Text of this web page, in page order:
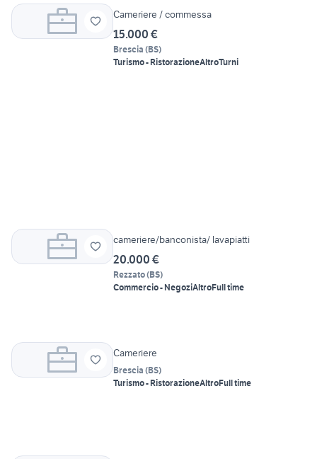
Cameriere / commessa
15.000 €
Brescia (BS)
Turismo - RistorazioneAltroTurni
cameriere/banconista/ lavapiatti
20.000 €
Rezzato(BS)
Commercio - NegoziAltroFull time
Cameriere
Brescia (BS)
Turismo - RistorazioneAltroFull time